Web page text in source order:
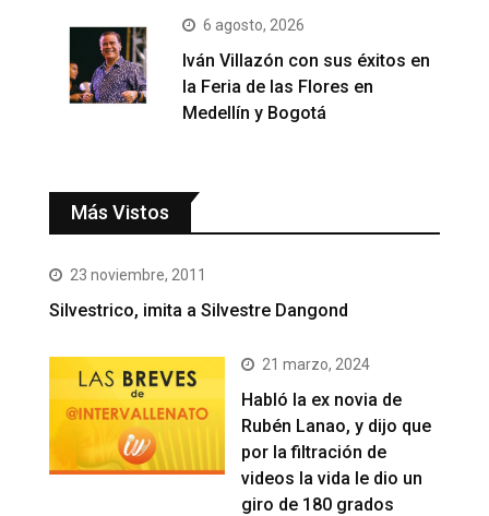
6 agosto, 2026
Iván Villazón con sus éxitos en
la Feria de las Flores en
Medellín y Bogotá
Más Vistos
23 noviembre, 2011
Silvestrico, imita a Silvestre Dangond
21 marzo, 2024
Habló la ex novia de
Rubén Lanao, y dijo que
por la filtración de
videos la vida le dio un
giro de 180 grados